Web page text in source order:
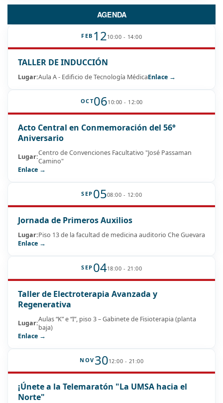
AGENDA
FEB 1210:00 - 14:00
TALLER DE INDUCCIÓN
Lugar:Aula A - Edificio de Tecnología MédicaEnlace →
OCT0610:00 - 12:00
Acto Central en Conmemoración del 56°
Aniversario
Lugar:Centro de Convenciones Facultativo "José Passaman
Camino"
Enlace →
SEP 0508:00 - 12:00
Jornada de Primeros Auxilios
Lugar:Piso 13 de la facultad de medicina auditorio Che Guevara
Enlace →
SEP 0418:00 - 21:00
Taller de Electroterapia Avanzada y
Regenerativa
Lugar:Aulas “K” e “I”, piso 3 – Gabinete de Fisioterapia (planta
baja)
Enlace →
NOV 3012:00 - 21:00
¡Únete a la Telemaratón "La UMSA hacia el
Norte"